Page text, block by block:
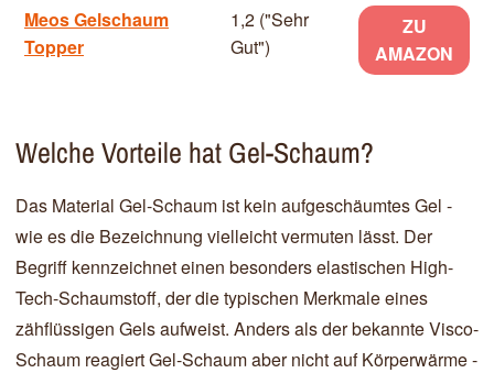
Meos Gelschaum
Topper
1,2 ("Sehr
Gut")
ZU
AMAZON
Welche Vorteile hat Gel-Schaum?
Das Material Gel-Schaum ist kein aufgeschäumtes Gel -
wie es die Bezeichnung vielleicht vermuten lässt. Der
Begriff kennzeichnet einen besonders elastischen High-
Tech-Schaumstoff, der die typischen Merkmale eines
zähflüssigen Gels aufweist. Anders als der bekannte Visco-
Schaum reagiert Gel-Schaum aber nicht auf Körperwärme -